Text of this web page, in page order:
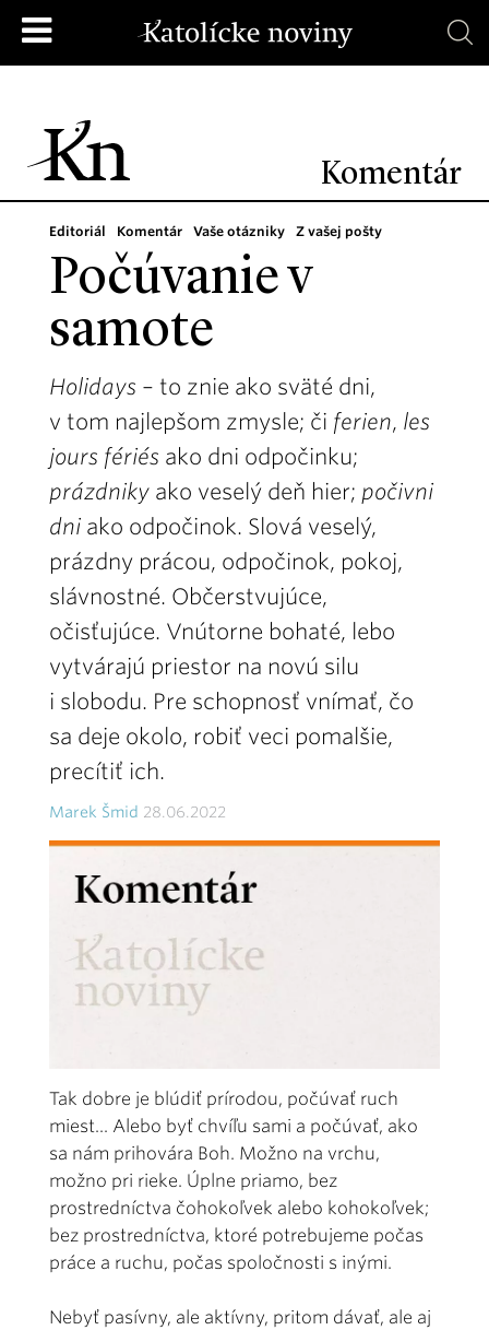
Komentár
Editoriál Komentár Vaše otázniky Z vašej pošty
Počúvanie v
samote
Holidays – to znie ako sväté dni,
v tom najlepšom zmysle; či ferien, les
jours fériés ako dni odpočinku;
prázdniky ako veselý deň hier; počivni
dni ako odpočinok. Slová veselý,
prázdny prácou, odpočinok, pokoj,
slávnostné. Občerstvujúce,
očisťujúce. Vnútorne bohaté, lebo
vytvárajú priestor na novú silu
i slobodu. Pre schopnosť vnímať, čo
sa deje okolo, robiť veci pomalšie,
precítiť ich.
Marek Šmid 28.06.2022
Tak dobre je blúdiť prírodou, počúvať ruch
miest... Alebo byť chvíľu sami a počúvať, ako
sa nám prihovára Boh. Možno na vrchu,
možno pri rieke. Úplne priamo, bez
prostredníctva čohokoľvek alebo kohokoľvek;
bez prostredníctva, ktoré potrebujeme počas
práce a ruchu, počas spoločnosti s inými.
Nebyť pasívny, ale aktívny, pritom dávať, ale aj